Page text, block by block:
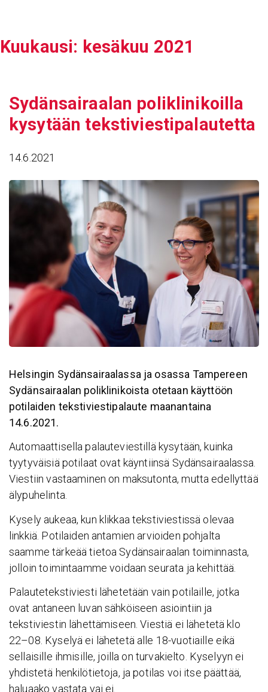
Kuukausi: kesäkuu 2021
Sydän­sai­raalan polikli­ni­koilla
kysy­tään teks­ti­vies­ti­pa­lau­tetta
14.6.2021
Helsingin Sydänsairaalassa ja osassa Tampereen
Sydänsairaalan poliklinikoista otetaan käyttöön
potilaiden tekstiviestipalaute maanantaina
14.6.2021.
Automaattisella palauteviestillä kysytään, kuinka
tyytyväisiä potilaat ovat käyntiinsä Sydänsairaalassa.
Viestiin vastaaminen on maksutonta, mutta edellyttää
älypuhelinta.
Kysely aukeaa, kun klikkaa tekstiviestissä olevaa
linkkiä. Potilaiden antamien arvioiden pohjalta
saamme tärkeää tietoa Sydänsairaalan toiminnasta,
jolloin toimintaamme voidaan seurata ja kehittää.
Palautetekstiviesti lähetetään vain potilaille, jotka
ovat antaneen luvan sähköiseen asiointiin ja
tekstiviestin lähettämiseen. Viestiä ei lähetetä klo
22–08. Kyselyä ei lähetetä alle 18-vuotiaille eikä
sellaisille ihmisille, joilla on turvakielto. Kyselyyn ei
yhdistetä henkilötietoja, ja potilas voi itse päättää,
haluaako vastata vai ei.